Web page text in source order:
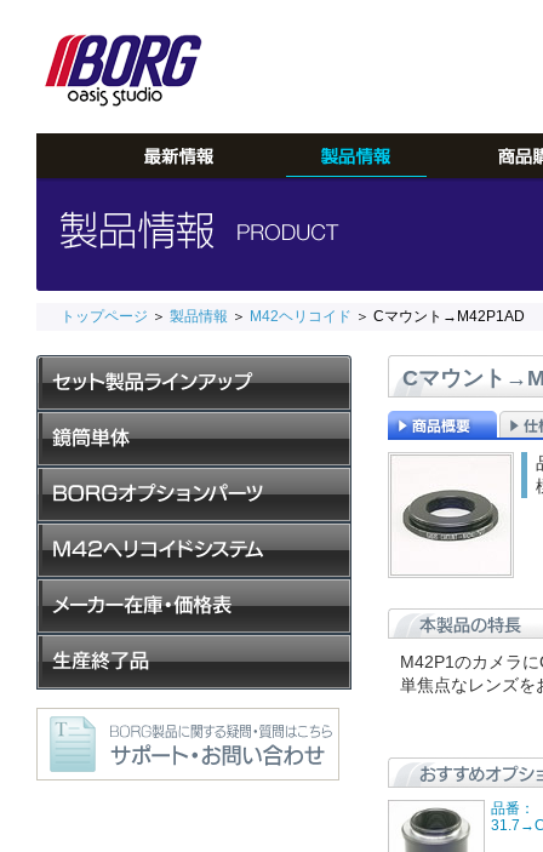
トップページ ＞ 製品情報 ＞ M42ヘリコイド ＞ Cマウント→M42P1AD
Cマウント
M42P1のカメラ
単焦点なレンズを
品番：